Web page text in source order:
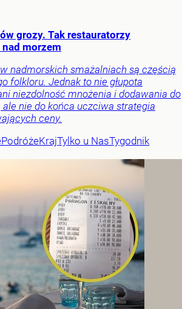
grozy. Tak restauratorzy
morzem
nadmorskich smażalniach są częścią
folkloru. Jednak to nie głupota
niezdolność mnożenia i dodawania do
ale nie do końca uczciwa strategia
ceny.
PodróżeKrajTylko u NasTygodnik